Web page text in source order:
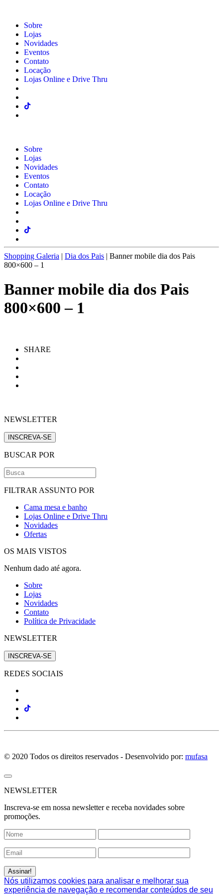
Sobre
Lojas
Novidades
Eventos
Contato
Locação
Lojas Online e Drive Thru
Sobre
Lojas
Novidades
Eventos
Contato
Locação
Lojas Online e Drive Thru
Shopping Galeria | Dia dos Pais | Banner mobile dia dos Pais
800×600 – 1
Banner mobile dia dos Pais
800×600 – 1
SHARE
NEWSLETTER
INSCREVA-SE
BUSCAR POR
FILTRAR ASSUNTO POR
Cama mesa e banho
Lojas Online e Drive Thru
Novidades
Ofertas
OS MAIS VISTOS
Nenhum dado até agora.
Sobre
Lojas
Novidades
Contato
Política de Privacidade
NEWSLETTER
INSCREVA-SE
REDES SOCIAIS
© 2020 Todos os direitos reservados - Desenvolvido por: mufasa
NEWSLETTER
Inscreva-se em nossa newsletter e receba novidades sobre
promoções.
Nós utilizamos cookies para analisar e melhorar sua
experiência de navegação e recomendar conteúdos de seu